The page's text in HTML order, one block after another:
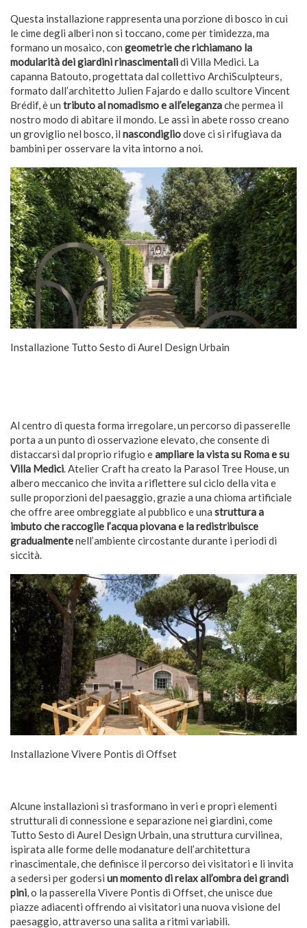
Questa installazione rappresenta una porzione di bosco in cui
le cime degli alberi non si toccano, come per timidezza, ma
formano un mosaico, con geometrie che richiamano la
modularità dei giardini rinascimentalidi Villa Medici. La
capanna Batouto, progettata dal collettivo ArchiSculpteurs,
formato dall’architetto Julien Fajardo e dallo scultore Vincent
Brédif, è un tributo al nomadismo e all’eleganzache permea il
nostro modo di abitare il mondo. Le assi in abete rosso creano
un groviglio nel bosco, il nascondigliodove ci si rifugiava da
bambini per osservare la vita intorno a noi.
Installazione Tutto Sesto di Aurel Design Urbain
Al centro di questa forma irregolare, un percorso di passerelle
porta a un punto di osservazione elevato, che consente di
distaccarsi dal proprio rifugio eampliare la vista su Roma e su
Villa Medici. Atelier Craft ha creato la Parasol Tree House, un
albero meccanico che invita a riflettere sul ciclo della vita e
sulle proporzioni del paesaggio, grazie a una chioma artificiale
che offre aree ombreggiate al pubblico e una struttura a
imbuto che raccoglie l’acqua piovana e la redistribuisce
gradualmentenell’ambiente circostante durante i periodi di
siccità.
Installazione Vivere Pontis di Offset
Alcune installazioni si trasformano in veri e propri elementi
strutturali di connessione e separazione nei giardini, come
Tutto Sesto di Aurel Design Urbain, una struttura curvilinea,
ispirata alle forme delle modanature dell’architettura
rinascimentale, che definisce il percorso dei visitatori e li invita
a sedersi per godersi un momento di relax all’ombra dei grandi
pini, o la passerella Vivere Pontis di Offset, che unisce due
piazze adiacenti offrendo ai visitatori una nuova visione del
paesaggio, attraverso una salita a ritmi variabili.